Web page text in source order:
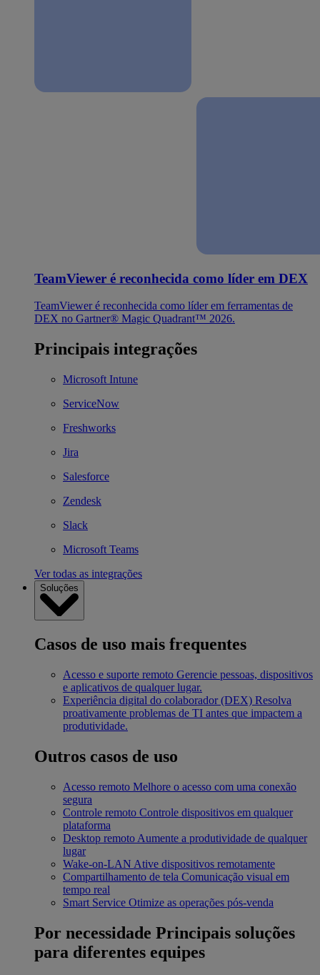
TeamViewer é reconhecida como líder em DEX
TeamViewer é reconhecida como líder em ferramentas de
DEX no Gartner® Magic Quadrant™ 2026.
Principais integrações
Microsoft Intune
ServiceNow
Freshworks
Jira
Salesforce
Zendesk
Slack
Microsoft Teams
Ver todas as integrações
Soluções
Casos de uso mais frequentes
Acesso e suporte remoto Gerencie pessoas, dispositivos
e aplicativos de qualquer lugar.
Experiência digital do colaborador (DEX) Resolva
proativamente problemas de TI antes que impactem a
produtividade.
Outros casos de uso
Acesso remoto Melhore o acesso com uma conexão
segura
Controle remoto Controle dispositivos em qualquer
plataforma
Desktop remoto Aumente a produtividade de qualquer
lugar
Wake-on-LAN Ative dispositivos remotamente
Compartilhamento de tela Comunicação visual em
tempo real
Smart Service Otimize as operações pós-venda
Por necessidade Principais soluções
para diferentes equipes